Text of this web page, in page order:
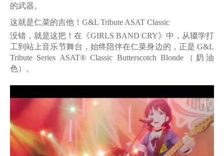
的武器。
这就是仁菜的吉他！ G&L Tribute ASAT Classic
没错，就是这把！在《GIRLS BAND CRY》中，从辍学打
工到站上音乐节舞台，始终陪伴在仁菜身边的，正是 G&L
Tribute Series ASAT® Classic Butterscotch Blonde（奶油
色）。